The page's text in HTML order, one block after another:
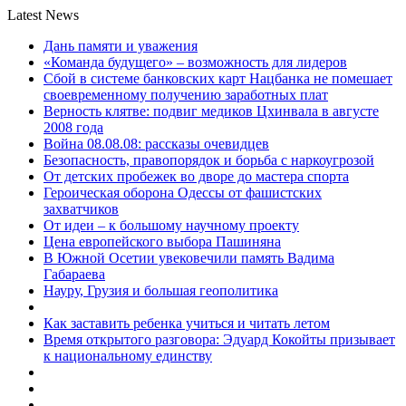
Latest News
Дань памяти и уважения
«Команда будущего» – возможность для лидеров
Сбой в системе банковских карт Нацбанка не помешает
своевременному получению заработных плат
Верность клятве: подвиг медиков Цхинвала в августе
2008 года
Война 08.08.08: рассказы очевидцев
Безопасность, правопорядок и борьба с наркоугрозой
От детских пробежек во дворе до мастера спорта
Героическая оборона Одессы от фашистских
захватчиков
От идеи – к большому научному проекту
Цена европейского выбора Пашиняна
В Южной Осетии увековечили память Вадима
Габараева
Науру, Грузия и большая геополитика
Как заставить ребенка учиться и читать летом
Время открытого разговора: Эдуард Кокойты призывает
к национальному единству